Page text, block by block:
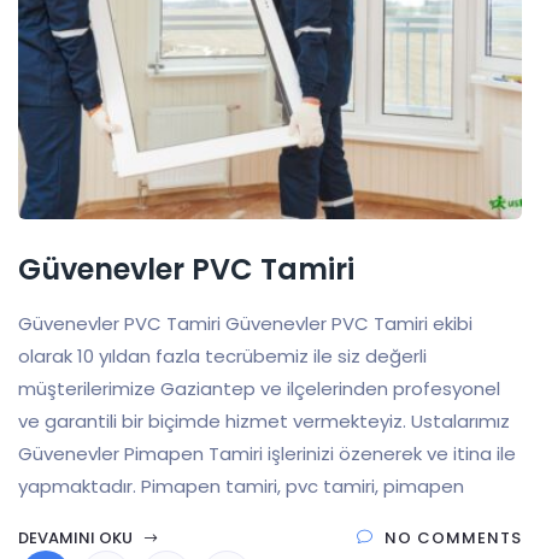
Güvenevler PVC Tamiri
Güvenevler PVC Tamiri Güvenevler PVC Tamiri ekibi
olarak 10 yıldan fazla tecrübemiz ile siz değerli
müşterilerimize Gaziantep ve ilçelerinden profesyonel
ve garantili bir biçimde hizmet vermekteyiz. Ustalarımız
Güvenevler Pimapen Tamiri işlerinizi özenerek ve itina ile
yapmaktadır. Pimapen tamiri, pvc tamiri, pimapen
DEVAMINI OKU NO COMMENTS